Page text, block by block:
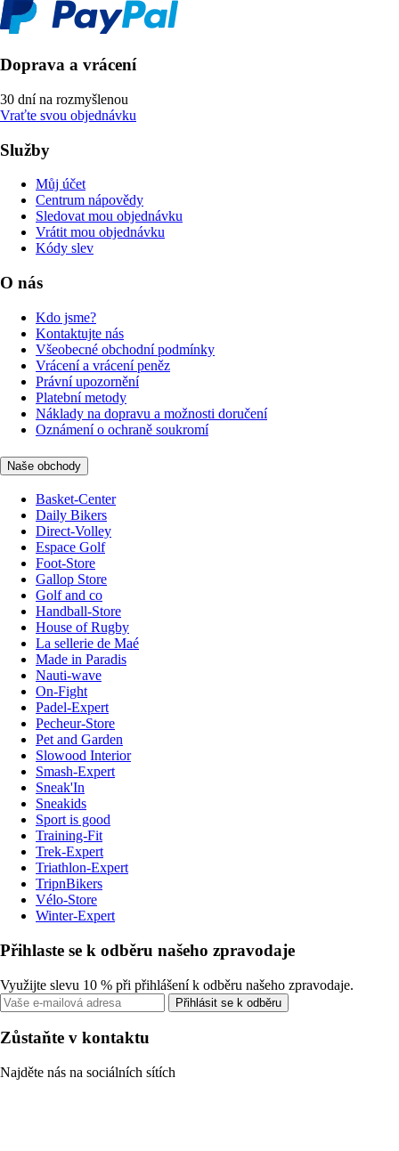
Doprava a vrácení
30 dní na rozmyšlenou
Vraťte svou objednávku
Služby
Můj účet
Centrum nápovědy
Sledovat mou objednávku
Vrátit mou objednávku
Kódy slev
O nás
Kdo jsme?
Kontaktujte nás
Všeobecné obchodní podmínky
Vrácení a vrácení peněz
Právní upozornění
Platební metody
Náklady na dopravu a možnosti doručení
Oznámení o ochraně soukromí
Naše obchody
Basket-Center
Daily Bikers
Direct-Volley
Espace Golf
Foot-Store
Gallop Store
Golf and co
Handball-Store
House of Rugby
La sellerie de Maé
Made in Paradis
Nauti-wave
On-Fight
Padel-Expert
Pecheur-Store
Pet and Garden
Slowood Interior
Smash-Expert
Sneak'In
Sneakids
Sport is good
Training-Fit
Trek-Expert
Triathlon-Expert
TripnBikers
Vélo-Store
Winter-Expert
Přihlaste se k odběru našeho zpravodaje
Využijte slevu 10 % při přihlášení k odběru našeho zpravodaje.
Přihlásit se k odběru
Zůstaňte v kontaktu
Najděte nás na sociálních sítích